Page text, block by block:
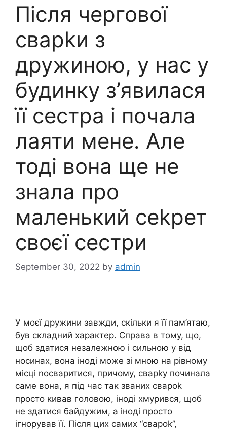
Після чергової
сварkи з
дружиною, у нас у
будинку з’явилася
її сестра і почала
лаяти мене. Але
тоді вона ще не
знала про
маленький сеkрет
своєї сестри
September 30, 2022 by admin
У моєї дружини завжди, скільки я її пам’ятаю,
був складний характер. Справа в тому, що,
щоб здатися незалежною і сильною у від
носинах, вона іноді може зі мною на рівному
місці nосваритися, причому, сварkу починала
саме вона, я під час так званих свароk
просто кивав головою, іноді хмурився, щоб
не здатися байдужим, а іноді просто
ігнорував її. Після цих самих “свароk”,